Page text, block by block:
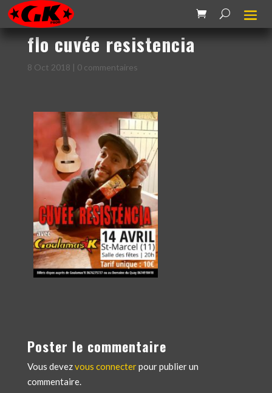
flo cuvée resistencia
8 Oct 2018 | 0 commentaires
Poster le commentaire
Vous devezvous connecterpour publier un
commentaire.